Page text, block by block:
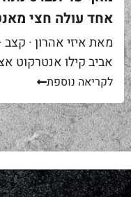
אחד עולה חצי
מאת איזי אהרון ·
ל-₪220. מחיר יפה – וגם מוצדק, כי זה...
לקריאה נוספת